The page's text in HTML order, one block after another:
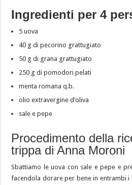
Ingredienti per 4
5 uova
40 g di pecorino grattugiato
50 g di grana grattugiato
250 g di pomodori pelati
menta romana q.b.
olio extravergine d’oliva
sale e pepe
Procedimento della
trippa di Anna Moroni
Sbattiamo le uova con sale e pepe e
facendola dorare per bene in entrambi